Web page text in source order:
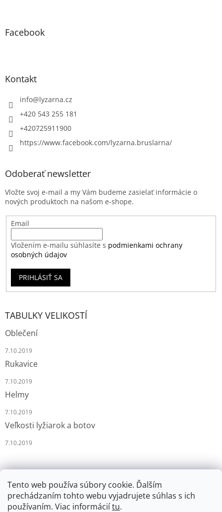
Tento web používa súbory cookie. Ďalším
prechádzaním tohto webu vyjadrujete súhlas s ich
používaním. Viac informáciítu.
Facebook
Kontakt
info@lyzarna.cz
+420 543 255 181
+420725911900
https://www.facebook.com/lyzarna.bruslarna/
Odoberať newsletter
Vložte svoj e-mail a my Vám budeme zasielať informácie o
nových produktoch na našom e-shope.
Email
Vložením e-mailu súhlasíte s podmienkami ochrany
osobných údajov
PRIHLÁSIŤ SA
TABULKY VELIKOSTÍ
Oblečení
7.10.2019
Rukavice
7.10.2019
Helmy
7.10.2019
Veľkosti lyžiarok a botov
7.10.2019